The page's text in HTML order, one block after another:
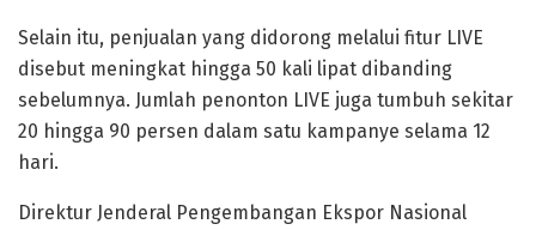
Selain itu, penjualan yang didorong melalui fitur LIVE
disebut meningkat hingga 50 kali lipat dibanding
sebelumnya. Jumlah penonton LIVE juga tumbuh sekitar
20 hingga 90 persen dalam satu kampanye selama 12
hari.
Direktur Jenderal Pengembangan Ekspor Nasional